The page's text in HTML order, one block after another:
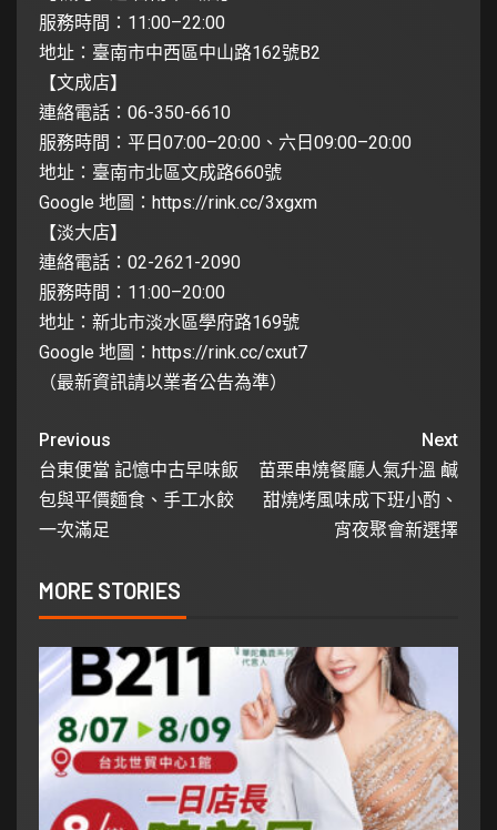
服務時間：11:00–22:00
地址：臺南市中西區中山路162號B2
【文成店】
連絡電話：06-350-6610
服務時間：平日07:00–20:00、六日09:00–20:00
地址：臺南市北區文成路660號
Google 地圖： https://rink.cc/3xgxm
【淡大店】
連絡電話：02-2621-2090
服務時間：11:00–20:00
地址：新北市淡水區學府路169號
Google 地圖： https://rink.cc/cxut7
（最新資訊請以業者公告為準）
Previous
台東便當 記憶中古早味飯
包與平價麵食、手工水餃
一次滿足
Next
苗栗串燒餐廳人氣升溫 鹹
甜燒烤風味成下班小酌、
宵夜聚會新選擇
MORE STORIES